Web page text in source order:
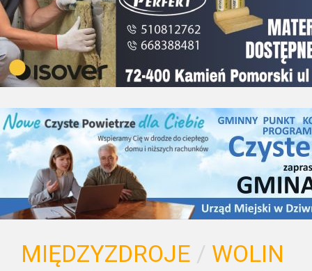
MIĘDZYZDROJE / WOLIN